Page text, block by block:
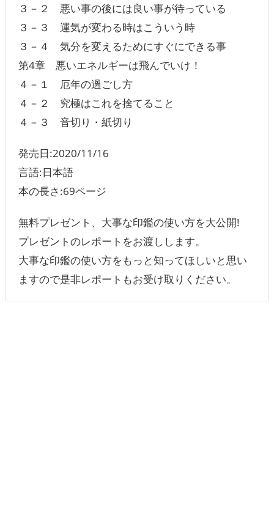
３－２ 悪い事の後には良い事が待っている
３－３ 運気が変わる時はこういう時
３－４ 気分を変えるためにすぐにできる事
第4章 悪いエネルギーは飛んでいけ！
４－１ 厄年の過ごし方
４－２ 究極はこれを捨てること
４－３ 音切り・紙切り
発売日:2020/11/16
言語:日本語
本の長さ:69ページ
無料プレゼント、大事な印鑑の使い方を大公開!
プレゼントのレポートをお渡しします。
大事な印鑑の使い方をもっと知ってほしいと思い
ますので是非レポートもお受け取りください。